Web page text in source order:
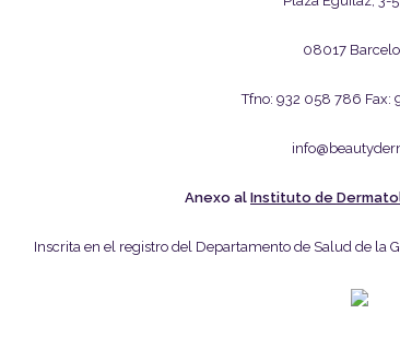
08017
Tfno: 932 058 786 Fax:
Anexo al Instituto de
Inscrita en el registro del Departamento de Salud de la